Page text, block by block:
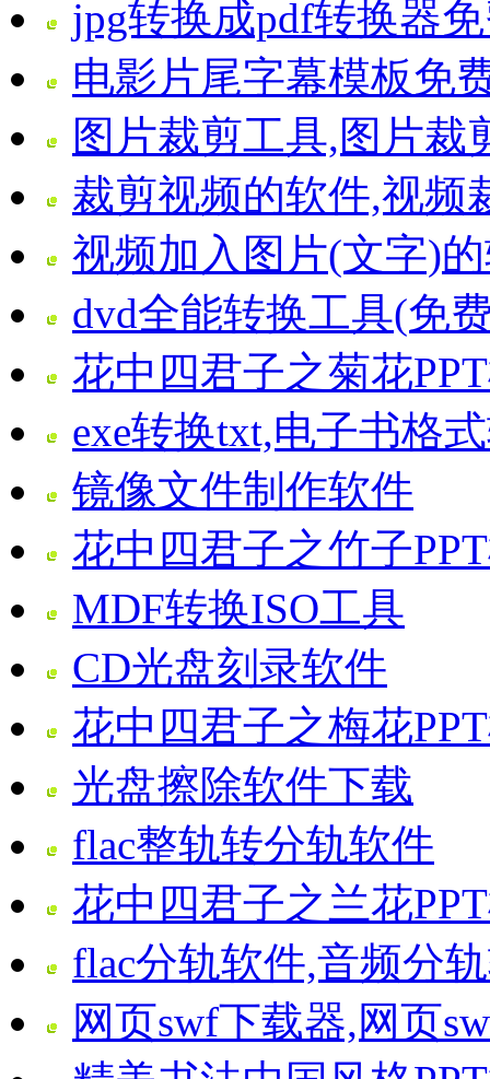
jpg转换成pdf转换器
电影片尾字幕模板免
图片裁剪工具,图片裁
裁剪视频的软件,视频
视频加入图片(文字)
dvd全能转换工具(免
花中四君子之菊花
exe转换txt,电子书格
镜像文件制作软件
花中四君子之竹子
MDF转换ISO工具
CD光盘刻录软件
花中四君子之梅花
光盘擦除软件下载
flac整轨转分轨软件
花中四君子之兰花
flac分轨软件,音频分
网页swf下载器,网页